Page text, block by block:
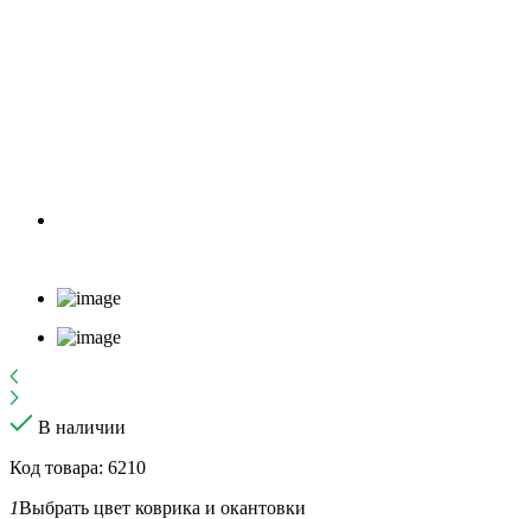
В наличии
Код товара: 6210
1Выбрать цвет коврика и окантовки